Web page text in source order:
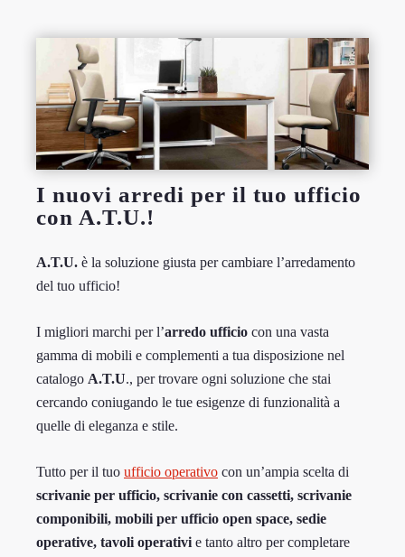
I nuovi arredi per il tuo ufficio
con A.T.U.!
A.T.U. è la soluzione giusta per cambiare l’arredamento
del tuo ufficio!
I migliori marchi per l’arredo ufficio con una vasta
gamma di mobili e complementi a tua disposizione nel
catalogo A.T.U., per trovare ogni soluzione che stai
cercando coniugando le tue esigenze di funzionalità a
quelle di eleganza e stile.
Tutto per il tuo ufficio operativo con un’ampia scelta di
scrivanie per ufficio, scrivanie con cassetti, scrivanie
componibili, mobili per ufficio open space, sedie
operative, tavoli operativie tanto altro per completare